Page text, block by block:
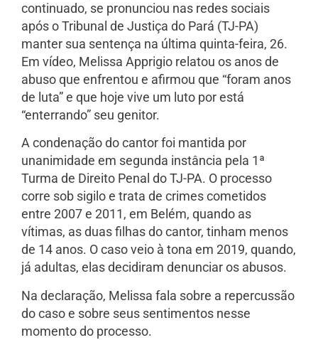
continuado, se pronunciou nas redes sociais
após o Tribunal de Justiça do Pará (TJ-PA)
manter sua sentença na última quinta-feira, 26.
Em vídeo, Melissa Apprigio relatou os anos de
abuso que enfrentou e afirmou que “foram anos
de luta” e que hoje vive um luto por está
“enterrando” seu genitor.
A condenação do cantor foi mantida por
unanimidade em segunda instância pela 1ª
Turma de Direito Penal do TJ-PA. O processo
corre sob sigilo e trata de crimes cometidos
entre 2007 e 2011, em Belém, quando as
vítimas, as duas filhas do cantor, tinham menos
de 14 anos. O caso veio à tona em 2019, quando,
já adultas, elas decidiram denunciar os abusos.
Na declaração, Melissa fala sobre a repercussão
do caso e sobre seus sentimentos nesse
momento do processo.